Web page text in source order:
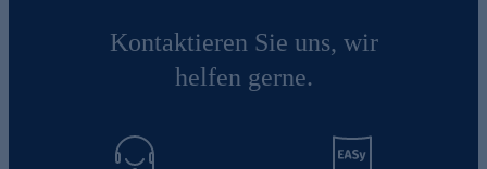
Kontaktieren Sie uns, wir
helfen gerne.